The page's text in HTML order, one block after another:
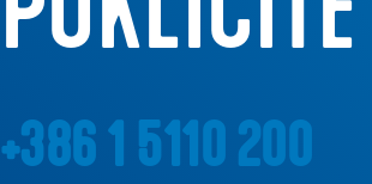
+386 1 5110 200